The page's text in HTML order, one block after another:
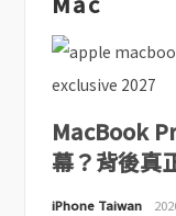
MacBook
幕？背後真
iPhone Taiwan